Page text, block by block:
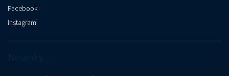
Facebook
Instagram